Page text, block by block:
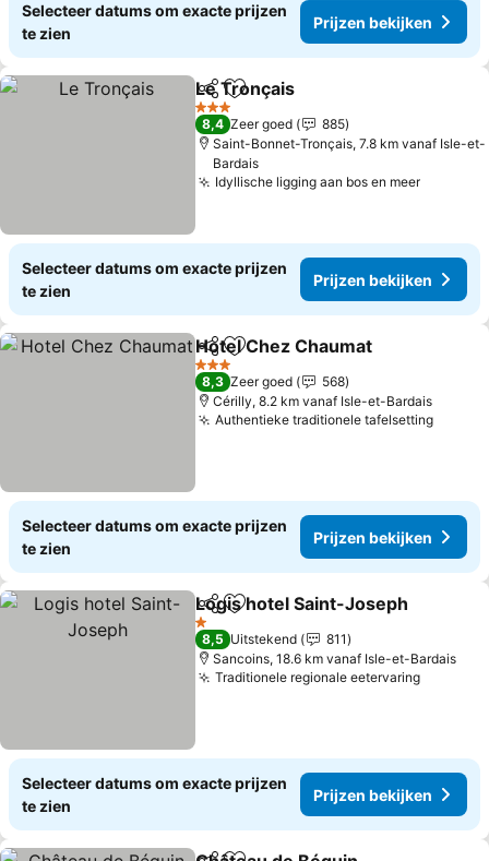
Selecteer datums om exacte prijzen
te zien
Prijzen bekijken
DelenToevoegen aan favorieten
Le Tronçais
3 Sterren
8,4 Zeer goed
885
Saint-Bonnet-Tronçais, 7.8 km vanaf Isle-et-
Bardais
Idyllische ligging aan bos en meerPrijzen
Selecteer datums om exacte prijzen
te zien
Prijzen bekijken
DelenToevoegen aan favorieten
Hotel Chez Chaumat
3 Sterren
8,3 Zeer goed
568
Cérilly, 8.2 km vanaf Isle-et-Bardais
Authentieke traditionele tafelsetting
Selecteer datums om exacte prijzen
te zien
Prijzen bekijken
DelenToevoegen aan favorieten
Logis hotel Saint-Joseph
1 Sterren
8,5 Uitstekend
811
Sancoins, 18.6 km vanaf Isle-et-Bardais
Traditionele regionale eetervaringPrijzen
Selecteer datums om exacte prijzen
te zien
Prijzen bekijken